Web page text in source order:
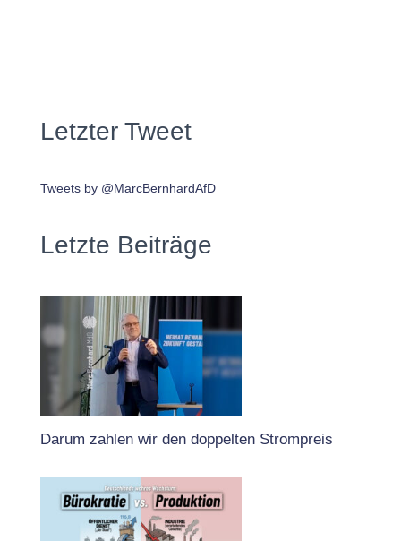
Letzter Tweet
Tweets by @MarcBernhardAfD
Letzte Beiträge
Darum zahlen wir den doppelten Strompreis